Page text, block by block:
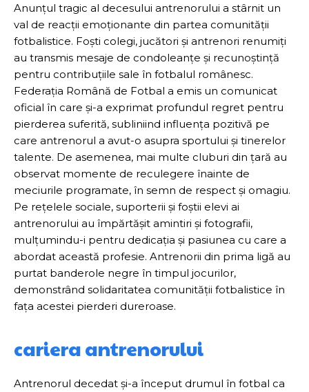
Anunțul tragic al decesului antrenorului a stârnit un
val de reacții emoționante din partea comunității
fotbalistice. Foști colegi, jucători și antrenori renumiți
au transmis mesaje de condoleanțe și recunoștință
pentru contribuțiile sale în fotbalul românesc.
Federația Română de Fotbal a emis un comunicat
oficial în care și-a exprimat profundul regret pentru
pierderea suferită, subliniind influența pozitivă pe
care antrenorul a avut-o asupra sportului și tinerelor
talente. De asemenea, mai multe cluburi din țară au
observat momente de reculegere înainte de
meciurile programate, în semn de respect și omagiu.
Pe rețelele sociale, suporterii și foștii elevi ai
antrenorului au împărtășit amintiri și fotografii,
mulțumindu-i pentru dedicația și pasiunea cu care a
abordat această profesie. Antrenorii din prima ligă au
purtat banderole negre în timpul jocurilor,
demonstrând solidaritatea comunității fotbalistice în
fața acestei pierderi dureroase.
cariera antrenorului
Antrenorul decedat și-a început drumul în fotbal ca